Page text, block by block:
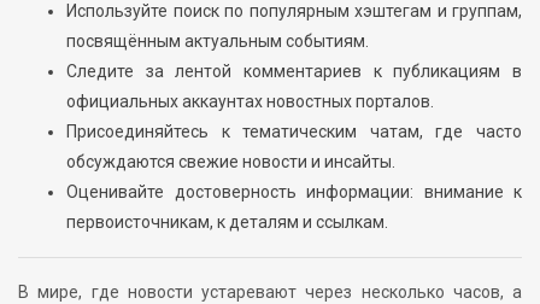
Используйте поиск по популярным хэштегам и группам,
посвящённым актуальным событиям.
Следите за лентой комментариев к публикациям в
официальных аккаунтах новостных порталов.
Присоединяйтесь к тематическим чатам, где часто
обсуждаются свежие новости и инсайты.
Оценивайте достоверность информации: внимание к
первоисточникам, к деталям и ссылкам.
В мире, где новости устаревают через несколько часов, а